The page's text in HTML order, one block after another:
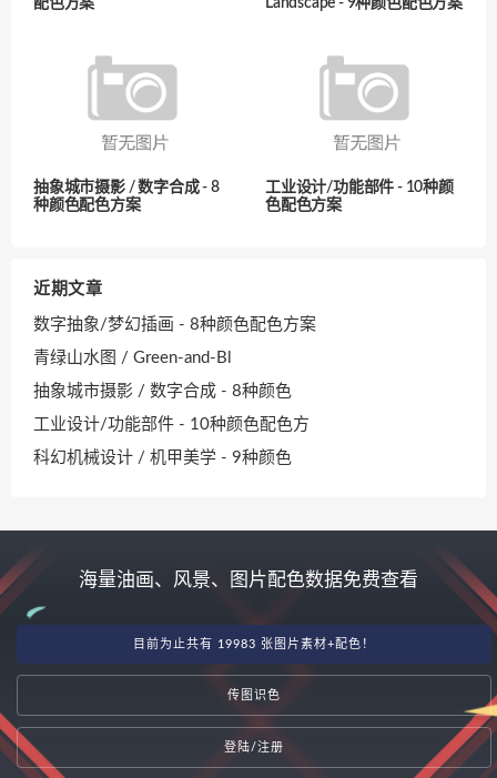
配色方案
Landscape - 9种颜色配色方案
抽象城市摄影 / 数字合成 - 8
种颜色配色方案
工业设计/功能部件 - 10种颜
色配色方案
近期文章
数字抽象/梦幻插画 - 8种颜色配色方案
青绿山水图 / Green-and-Bl
抽象城市摄影 / 数字合成 - 8种颜色
工业设计/功能部件 - 10种颜色配色方
科幻机械设计 / 机甲美学 - 9种颜色
海量油画、风景、图片配色数据免费查看
目前为止共有 19983 张图片素材+配色！
传图识色
登陆/注册